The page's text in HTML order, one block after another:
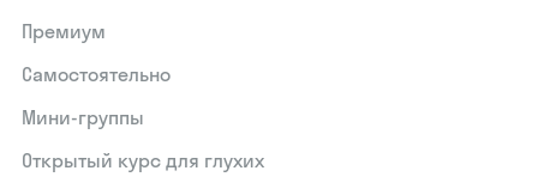
Премиум
Самостоятельно
Мини-группы
Открытый курс для глухих